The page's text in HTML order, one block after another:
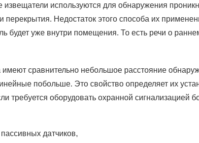
используются для обнаружения
Недостаток этого способа их
будет уже внутри помещения. То есть речи о
имеют сравнительно небольшое расстояние
побольше. Это свойство определяет их
требуется оборудовать охранной сигнализацией
датчиков,